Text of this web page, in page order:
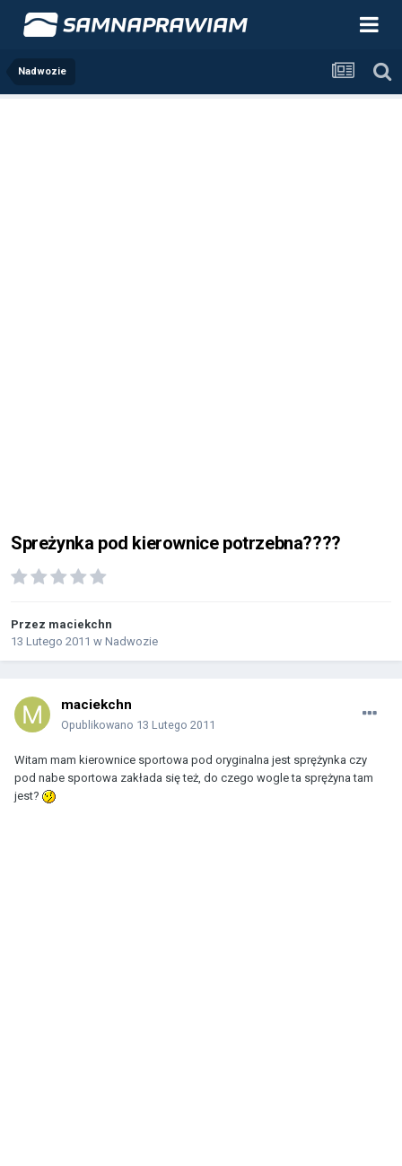
Nadwozie
Spreżynka pod kierownice potrzebna????
Przez maciekchn
13 Lutego 2011 w Nadwozie
maciekchn
Opublikowano 13 Lutego 2011
Witam mam kierownice sportowa pod oryginalna jest sprężynka czy
pod nabe sportowa zakłada się też, do czego wogle ta sprężyna tam
jest?